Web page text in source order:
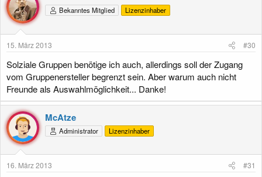
Bekanntes Mitglied Lizenzinhaber
15. März 2013 #30
Solziale Gruppen benötige ich auch, allerdings soll der Zugang
vom Gruppenersteller begrenzt sein. Aber warum auch nicht
Freunde als Auswahlmöglichkeit... Danke!
McAtze
Administrator Lizenzinhaber
16. März 2013 #31